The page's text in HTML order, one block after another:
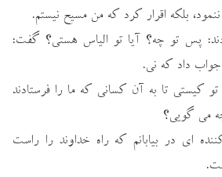
پس تو چه؟ آيا تو الياس هستي؟ گفت:
جواب داد كه ني.
تو كيستي تا به آن كساني كه ما را فرستادند
مي گويي؟
اي در بيابانم كه راه خداوند را راست